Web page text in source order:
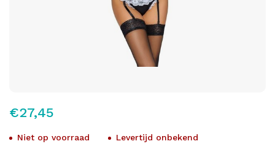
€27,45
Niet op voorraad Levertijd onbekend